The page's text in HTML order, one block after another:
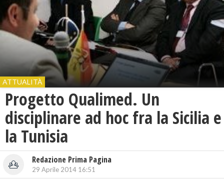
ATTUALITÀ
Progetto Qualimed. Un
disciplinare ad hoc fra la Sicilia e
la Tunisia
Redazione Prima Pagina
29 Aprile 2014 16:51